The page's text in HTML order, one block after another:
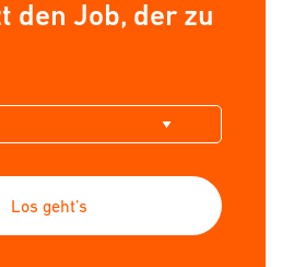
den Job, der zu
Los geht’s